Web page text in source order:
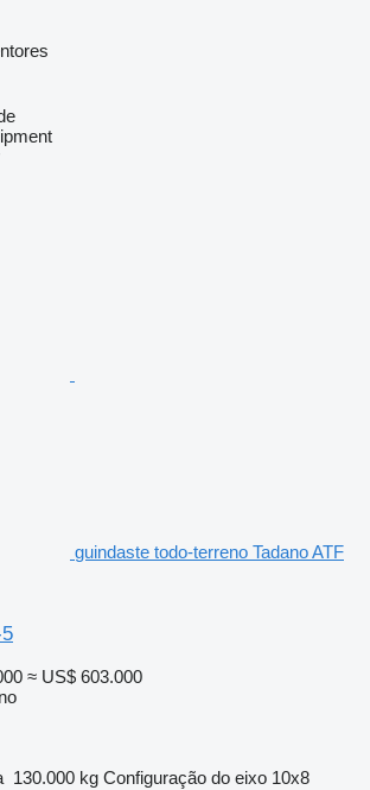
guindaste todo-terreno Tadano ATF
≈ US$ 603.000
130.000 kg Configuração do eixo 10x8